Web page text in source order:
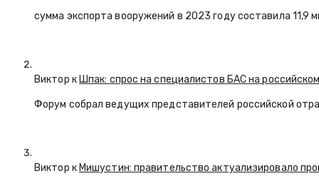
сумма экспорта вооружений в 2023 году составила 11,9
Виктор кШпак: спрос на специалистов БАС на
Форум собрал ведущих представителей российской
Виктор кМишустин: правительство актуализировало